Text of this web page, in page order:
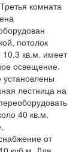
комната
потолок
кв.м. имеет
освещение.
установлены
лестница на
40 кв.м.
от